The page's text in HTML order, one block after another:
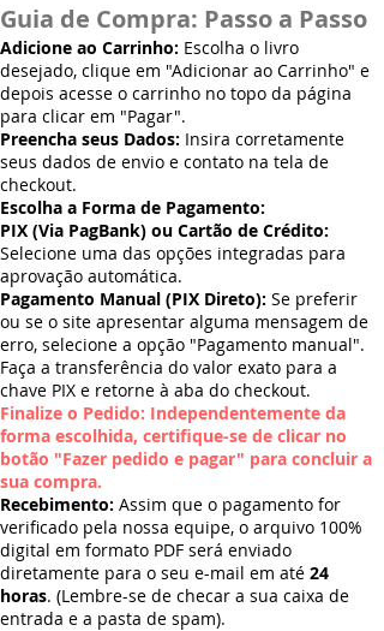
Guia de Compra: Passo a Passo
Adicione ao Carrinho: Escolha o livro
desejado, clique em "Adicionar ao Carrinho" e
depois acesse o carrinho no topo da página
para clicar em "Pagar".
Preencha seus Dados: Insira corretamente
seus dados de envio e contato na tela de
checkout.
Escolha a Forma de Pagamento:
PIX (Via PagBank) ou Cartão de Crédito:
Selecione uma das opções integradas para
aprovação automática.
Pagamento Manual (PIX Direto): Se preferir
ou se o site apresentar alguma mensagem de
erro, selecione a opção "Pagamento manual".
Faça a transferência do valor exato para a
chave PIX e retorne à aba do checkout.
Finalize o Pedido: Independentemente da
forma escolhida, certifique-se de clicar no
botão "Fazer pedido e pagar" para concluir a
sua compra.
Recebimento: Assim que o pagamento for
verificado pela nossa equipe, o arquivo 100%
digital em formato PDF será enviado
diretamente para o seu e-mail em até 24
horas. (Lembre-se de checar a sua caixa de
entrada e a pasta de spam).